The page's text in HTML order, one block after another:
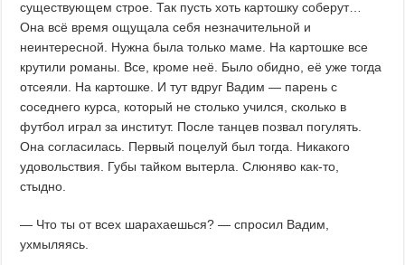
существующем строе. Так пусть хоть картошку соберут…
Она всё время ощущала себя незначительной и
неинтересной. Нужна была только маме. На картошке все
крутили романы. Все, кроме неё. Было обидно, её уже тогда
отсеяли. На картошке. И тут вдруг Вадим — парень с
соседнего курса, который не столько учился, сколько в
футбол играл за институт. После танцев позвал погулять.
Она согласилась. Первый поцелуй был тогда. Никакого
удовольствия. Губы тайком вытерла. Слюняво как-то,
стыдно.
— Что ты от всех шарахаешься? — спросил Вадим,
ухмыляясь.